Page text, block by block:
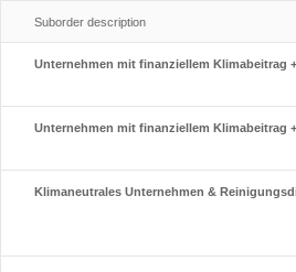
Suborder description
Unternehmen mit finanziellem Klimabeitrag
Unternehmen mit finanziellem Klimabeitrag
Klimaneutrales Unternehmen &